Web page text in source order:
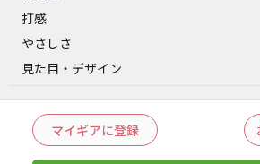
打感
やさしさ
見た目・デザイン
マイギアに登録